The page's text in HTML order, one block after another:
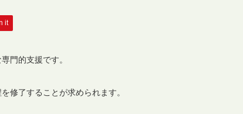
it
門的支援です。
修了することが求められます。